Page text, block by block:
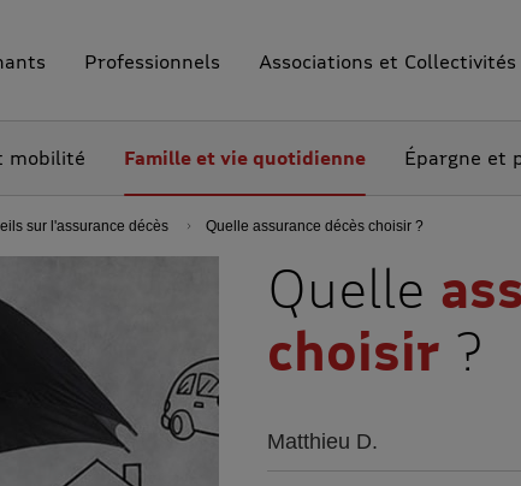
Professionnels Associations et Collectivités
mobilité Famille et vie quotidienne Épargne et
sur l'assurance décès Quelle assurance décès choisir ?
Quelle
choisir ?
Matthieu D.